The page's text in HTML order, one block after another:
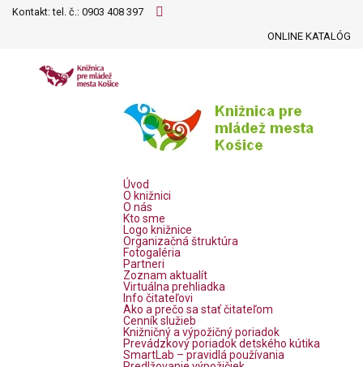
Kontakt: tel. č.: 0903 408 397
ONLINE KATALÓG
Úvod
O knižnici
O nás
Kto sme
Logo knižnice
Organizačná štruktúra
Fotogaléria
Partneri
Zoznam aktualít
Virtuálna prehliadka
Info čitateľovi
Ako a prečo sa stať čitateľom
Cenník služieb
Knižničný a výpožičný poriadok
Prevádzkový poriadok detského kútika
SmartLab – pravidlá používania